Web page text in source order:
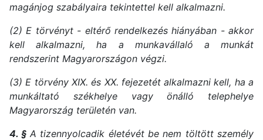
magánjog szabályaira tekintettel kell alkalmazni.
(2) E törvényt - eltérő rendelkezés hiányában - akkor
kell alkalmazni, ha a munkavállaló a munkát
rendszerint Magyarországon végzi.
(3) E törvény XIX. és XX. fejezetét alkalmazni kell, ha a
munkáltató székhelye vagy önálló telephelye
Magyarország területén van.
4. § A tizennyolcadik életévét be nem töltött személy